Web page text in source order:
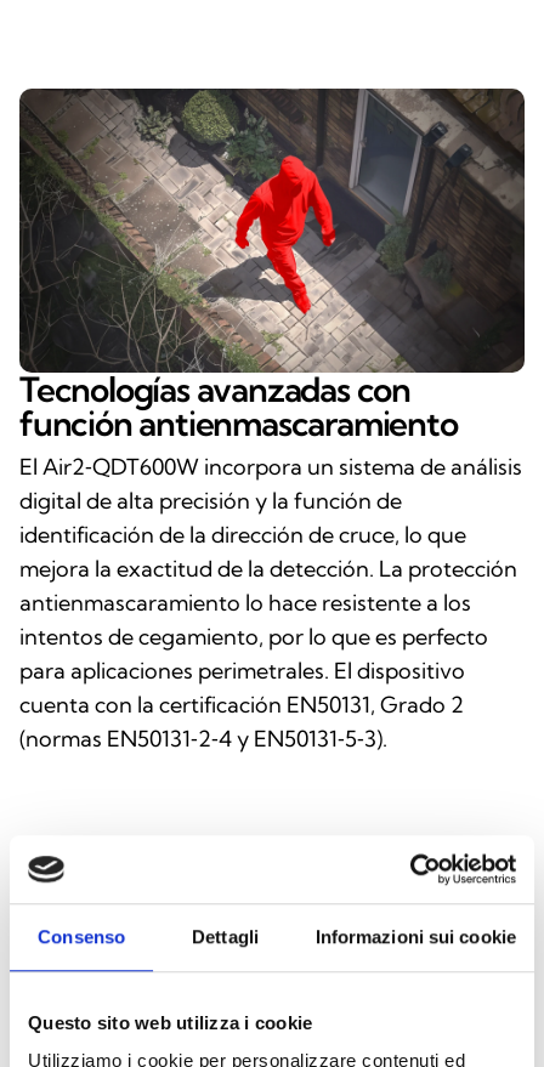
Consenso Dettagli Informazioni sui cookie
Questo sito web utilizza i cookie
Utilizziamo i cookie per personalizzare contenuti ed
Tecnologías avanzadas con
función antienmascaramiento
El Air2‑QDT600W incorpora un sistema de análisis
digital de alta precisión y la función de
identificación de la dirección de cruce, lo que
mejora la exactitud de la detección. La protección
antienmascaramiento lo hace resistente a los
intentos de cegamiento, por lo que es perfecto
para aplicaciones perimetrales. El dispositivo
cuenta con la certificación EN50131, Grado 2
(normas EN50131‑2‑4 y EN50131‑5‑3).
Este producto está disponible en las
Air2-QDT600W/B